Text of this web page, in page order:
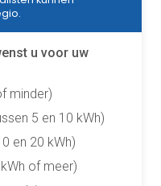
u voor uw
minder)
5 en 10 kWh)
en 20 kWh)
of meer)